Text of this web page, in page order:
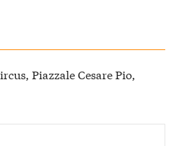
Piazzale Cesare Pio,